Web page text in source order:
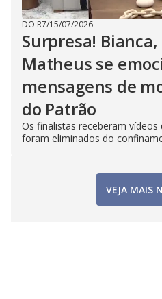
DO R7/15/07/2026
Surpresa!
Matheus se
mensagens de
do Patrão
Os finalistas receberam
foram eliminados do
VEJA MAIS